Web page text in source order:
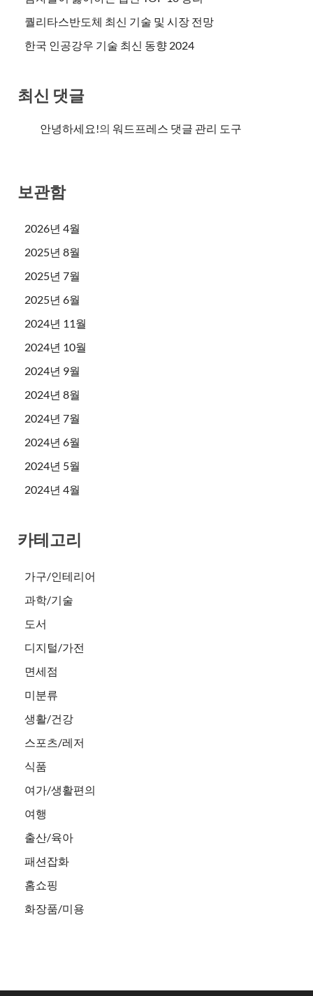
퀄리타스반도체 최신 기술 및 시장 전망
한국 인공강우 기술 최신 동향 2024
최신 댓글
안녕하세요!의 워드프레스 댓글 관리 도구
보관함
2026년 4월
2025년 8월
2025년 7월
2025년 6월
2024년 11월
2024년 10월
2024년 9월
2024년 8월
2024년 7월
2024년 6월
2024년 5월
2024년 4월
카테고리
가구/인테리어
과학/기술
도서
디지털/가전
면세점
미분류
생활/건강
스포츠/레저
식품
여가/생활편의
여행
출산/육아
패션잡화
홈쇼핑
화장품/미용